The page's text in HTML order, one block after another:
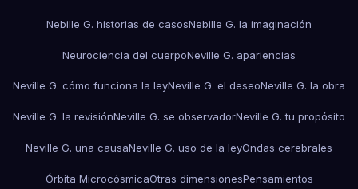
Nebille G. historias de casosNebille G. la imaginación
Neurociencia del cuerpoNeville G. apariencias
Neville G. cómo funciona la leyNeville G. el deseoNeville G. la obra
Neville G. la revisiónNeville G. se observadorNeville G. tu propósito
Neville G. una causaNeville G. uso de la leyOndas cerebrales
Órbita MicrocósmicaOtras dimensionesPensamientos